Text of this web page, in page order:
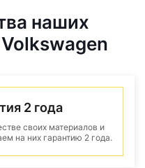
наших
2 года
своих материалов и
на них гарантию 2 года.